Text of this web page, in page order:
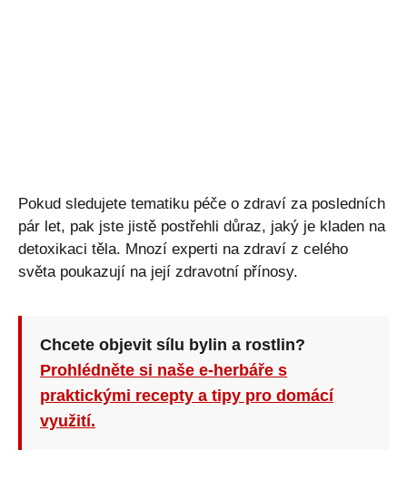
Pokud sledujete tematiku péče o zdraví za posledních
pár let, pak jste jistě postřehli důraz, jaký je kladen na
detoxikaci těla. Mnozí experti na zdraví z celého
světa poukazují na její zdravotní přínosy.
Chcete objevit sílu bylin a rostlin?
Prohlédněte si naše e-herbáře s
praktickými recepty a tipy pro domácí
využití.